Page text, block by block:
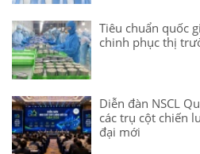
Tiêu chuẩn quốc
chinh phục thị
Diễn đàn NSCL
các trụ cột chiến
đại mới